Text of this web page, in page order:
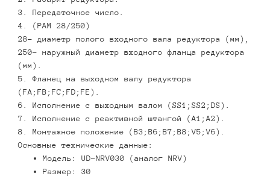
3. Передаточное число.
4. (PAM 28/250)
28- диаметр полого входного вала редуктора (мм),
250- наружный диаметр входного фланца редуктора
(мм).
5. Фланец на выходном валу редуктора
(FA;FB;FC;FD;FE).
6. Исполнение с выходным валом (SS1;SS2;DS).
7. Исполнение с реактивной штангой (А1;А2).
8. Монтажное положение (В3;В6;В7;В8;V5;V6).
Основные технические данные:
Модель: UD-NRV030 (аналог NRV)
Размер: 30